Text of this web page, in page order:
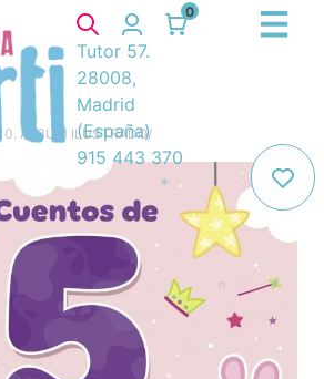
0
Tutor 57.
28008,
Madrid
(España)
915 443 370
10. ÁLBUM ILUSTRADO/